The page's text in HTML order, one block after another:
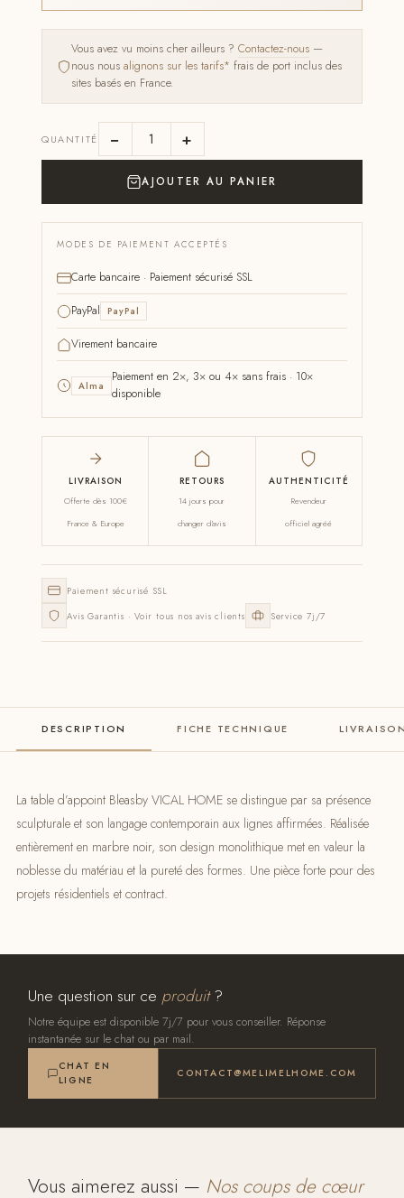
Vous avez vu moins cher ailleurs ?Contactez-nous —
nous nousalignons sur les tarifs* frais de port inclus des
sites basés en France.
QUANTITÉ − +
AJOUTER AU PANIER
MODES DE PAIEMENT ACCEPTÉS
Carte bancaire · Paiement sécurisé SSL
PayPal PayPal
Virement bancaire
Alma
Paiement en 2×, 3× ou 4× sans frais · 10×
disponible
LIVRAISON
Offerte dès 100€
France & Europe
RETOURS
14 jours pour
changer d'avis
AUTHENTICITÉ
Revendeur
officiel agréé
Paiement sécurisé SSL
Avis Garantis · Voir tous nos avis clients
Service 7j/7
DESCRIPTION FICHE TECHNIQUE
La table d’appoint Bleasby VICAL HOME se distingue par sa présence
sculpturale et son langage contemporain aux lignes affirmées. Réalisée
entièrement en marbre noir, son design monolithique met en valeur la
noblesse du matériau et la pureté des formes. Une pièce forte pour des
projets résidentiels et contract.
Une question sur ce produit?
Notre équipe est disponible 7j/7 pour vous conseiller. Réponse
instantanée sur le chat ou par mail.
CHAT EN
LIGNE
CONTACT@MELIMELHOME.COM
Vous aimerez aussi — Nos coups de cœur